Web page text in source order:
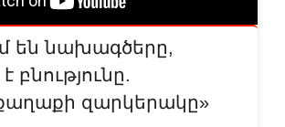
են նախագծերը,
բնությունը.
զարկերակը»